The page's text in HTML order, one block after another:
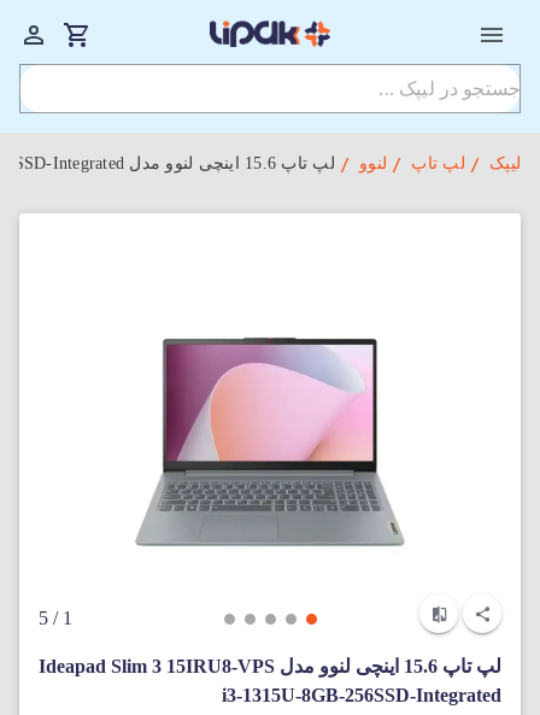
لیپک لپ تاپ لنوو لپ‌ تاپ 15.6 اینچی لنوو مدل Ideapad Slim 3 15IRU8-VPS i3-1315U-8GB-256SSD-Integrated
1
/ 5
لپ‌ تاپ 15.6 اینچی لنوو مدل Ideapad Slim 3 15IRU8-VPS
i3-1315U-8GB-256SSD-Integrated